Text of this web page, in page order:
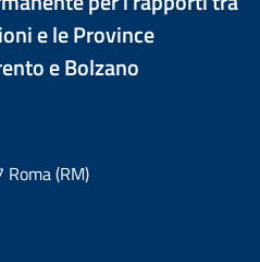
e le Province
e Bolzano
(RM)